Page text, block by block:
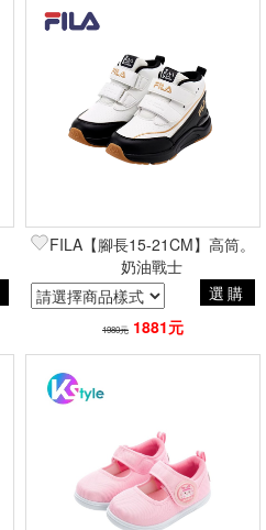
FILA【腳長15-21CM】高筒。
奶油戰士
選購
1980元 1881元